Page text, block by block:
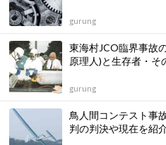
gurung
東海村JCO臨界事故
原理人)と生存者・そ
gurung
鳥人間コンテスト事
判の判決や現在を紹